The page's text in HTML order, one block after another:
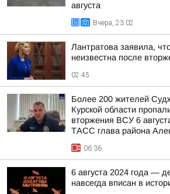
августа
Вчера, 23:02
Лантратова заявила,
неизвестна после
02:45
Более 200 жителей
Курской области
вторжения ВСУ 6
ТАСС глава района
06:36
6 августа 2024 года —
навсегда вписан в